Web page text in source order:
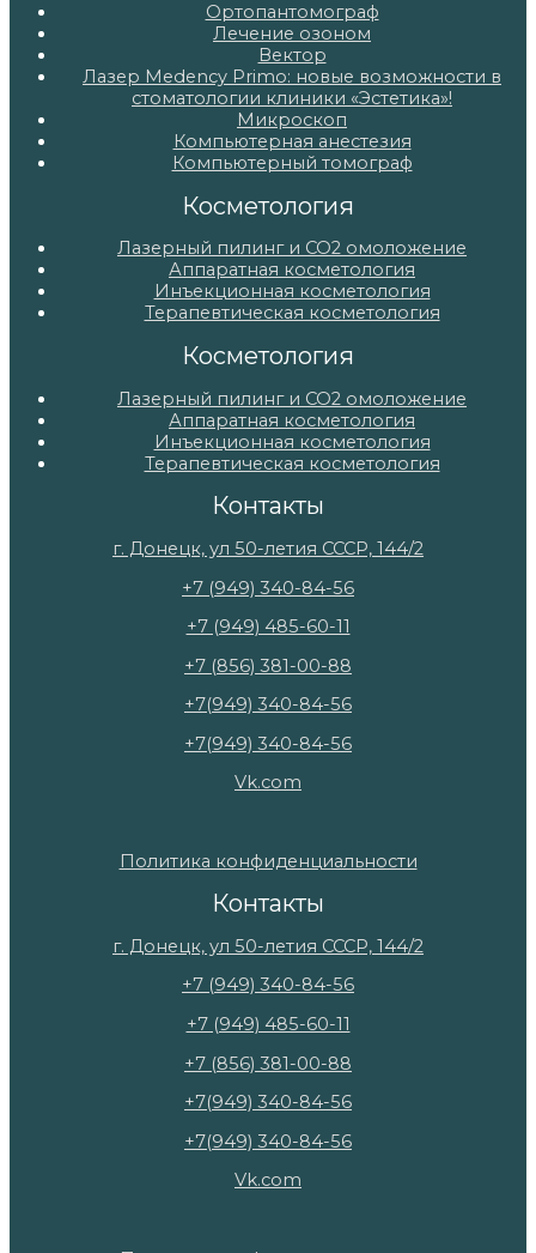
Ортопантомограф
Лечение озоном
Вектор
Лазер Medency Primo: новые возможности в
стоматологии клиники «Эстетика»!
Микроскоп
Компьютерная анестезия
Компьютерный томограф
Косметология
Лазерный пилинг и СО2 омоложение
Аппаратная косметология
Инъекционная косметология
Терапевтическая косметология
Косметология
Лазерный пилинг и СО2 омоложение
Аппаратная косметология
Инъекционная косметология
Терапевтическая косметология
Контакты
г. Донецк, ул 50-летия СССР, 144/2
+7 (949) 340-84-56
+7 (949) 485-60-11
+7 (856) 381-00-88
+7(949) 340-84-56
+7(949) 340-84-56
Vk.com
Политика конфиденциальности
Контакты
г. Донецк, ул 50-летия СССР, 144/2
+7 (949) 340-84-56
+7 (949) 485-60-11
+7 (856) 381-00-88
+7(949) 340-84-56
+7(949) 340-84-56
Vk.com